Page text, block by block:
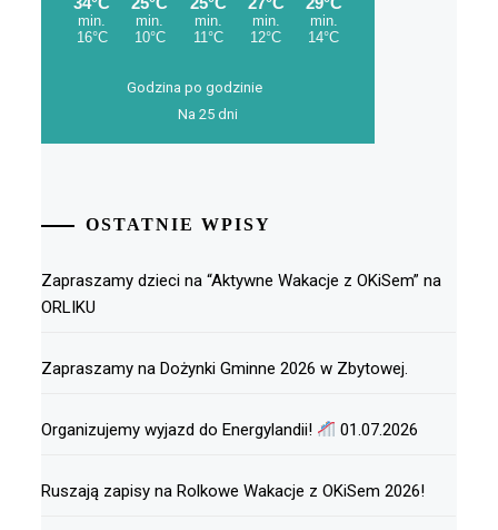
Godzina po godzinie
Na 25 dni
OSTATNIE WPISY
Zapraszamy dzieci na “Aktywne Wakacje z OKiSem” na
ORLIKU
Zapraszamy na Dożynki Gminne 2026 w Zbytowej.
Organizujemy wyjazd do Energylandii! 01.07.2026
Ruszają zapisy na Rolkowe Wakacje z OKiSem 2026!